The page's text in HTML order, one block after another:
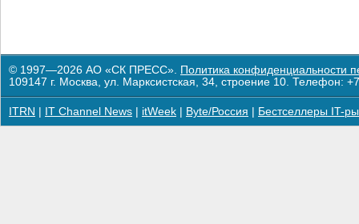
© 1997—2026 АО «СК ПРЕСС». Политика конфиденциальности
109147 г. Москва, ул. Марксистская, 34, строение 10. Телефон:
ITRN IT Channel News itWeek Byte/Россия Бестселлеры IT-